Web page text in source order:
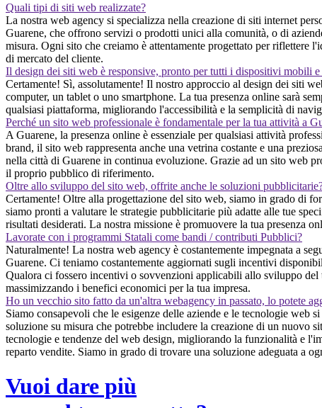
Quali tipi di siti web realizzate?
La nostra web agency si specializza nella creazione di siti internet
Guarene, che offrono servizi o prodotti unici alla comunità, o di
misura. Ogni sito che creiamo è attentamente progettato per
di mercato del cliente.
Il design dei siti web è responsive, pronto per tutti i dispositivi mobili e
Certamente! Sì, assolutamente! Il nostro approccio al design dei siti
computer, un tablet o uno smartphone. La tua presenza online sarà
qualsiasi piattaforma, migliorando l'accessibilità e la semplicità di
Perché un sito web professionale è fondamentale per la tua attività a
A Guarene, la presenza online è essenziale per qualsiasi attività
brand, il sito web rappresenta anche una vetrina costante e una
nella città di Guarene in continua evoluzione. Grazie ad un sito web
il proprio pubblico di riferimento.
Oltre allo sviluppo del sito web, offrite anche le soluzioni
Certamente! Oltre alla progettazione del sito web, siamo in grado di
siamo pronti a valutare le strategie pubblicitarie più adatte alle tue
risultati desiderati. La nostra missione è promuovere la tua presenza
Lavorate con i programmi Statali come bandi / contributi Pubblici?
Naturalmente! La nostra web agency è costantemente impegnata a
Guarene. Ci teniamo costantemente aggiornati sugli incentivi
Qualora ci fossero incentivi o sovvenzioni applicabili allo sviluppo
massimizzando i benefici economici per la tua impresa.
Ho un vecchio sito fatto da un'altra webagency in passato, lo potete
Siamo consapevoli che le esigenze delle aziende e le tecnologie web
soluzione su misura che potrebbe includere la creazione di un nuovo
tecnologie e tendenze del web design, migliorando la funzionalità e
reparto vendite. Siamo in grado di trovare una soluzione adeguata a
Vuoi dare più